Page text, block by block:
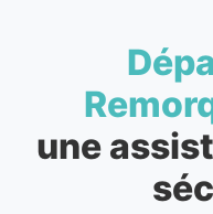
une